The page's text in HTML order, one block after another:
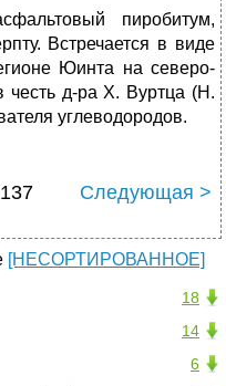
пиробитум,
Встречается в виде
Юинта на северо-
д-ра X. Вуртца (Н.
углеводородов.
Следующая >
[НЕСОРТИРОВАННОЕ]
18
14
6